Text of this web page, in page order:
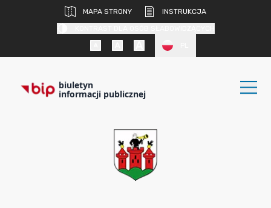
MAPA STRONY
INSTRUKCJA
biuletyn
informacji publicznej